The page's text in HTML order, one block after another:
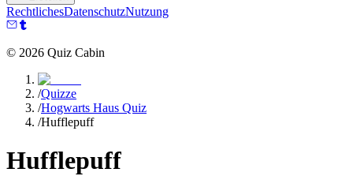
RechtlichesDatenschutzNutzung
© 2026 Quiz Cabin
/Quizze
/Hogwarts Haus Quiz
/Hufflepuff
Hufflepuff